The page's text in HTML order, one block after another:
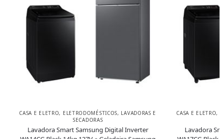
CASA E ELETRO, ELETRODOMÉSTICOS, LAVADORAS E
SECADORAS
Lavadora Smart Samsung Digital Inverter
CASA E ELETRO,
Lavadora